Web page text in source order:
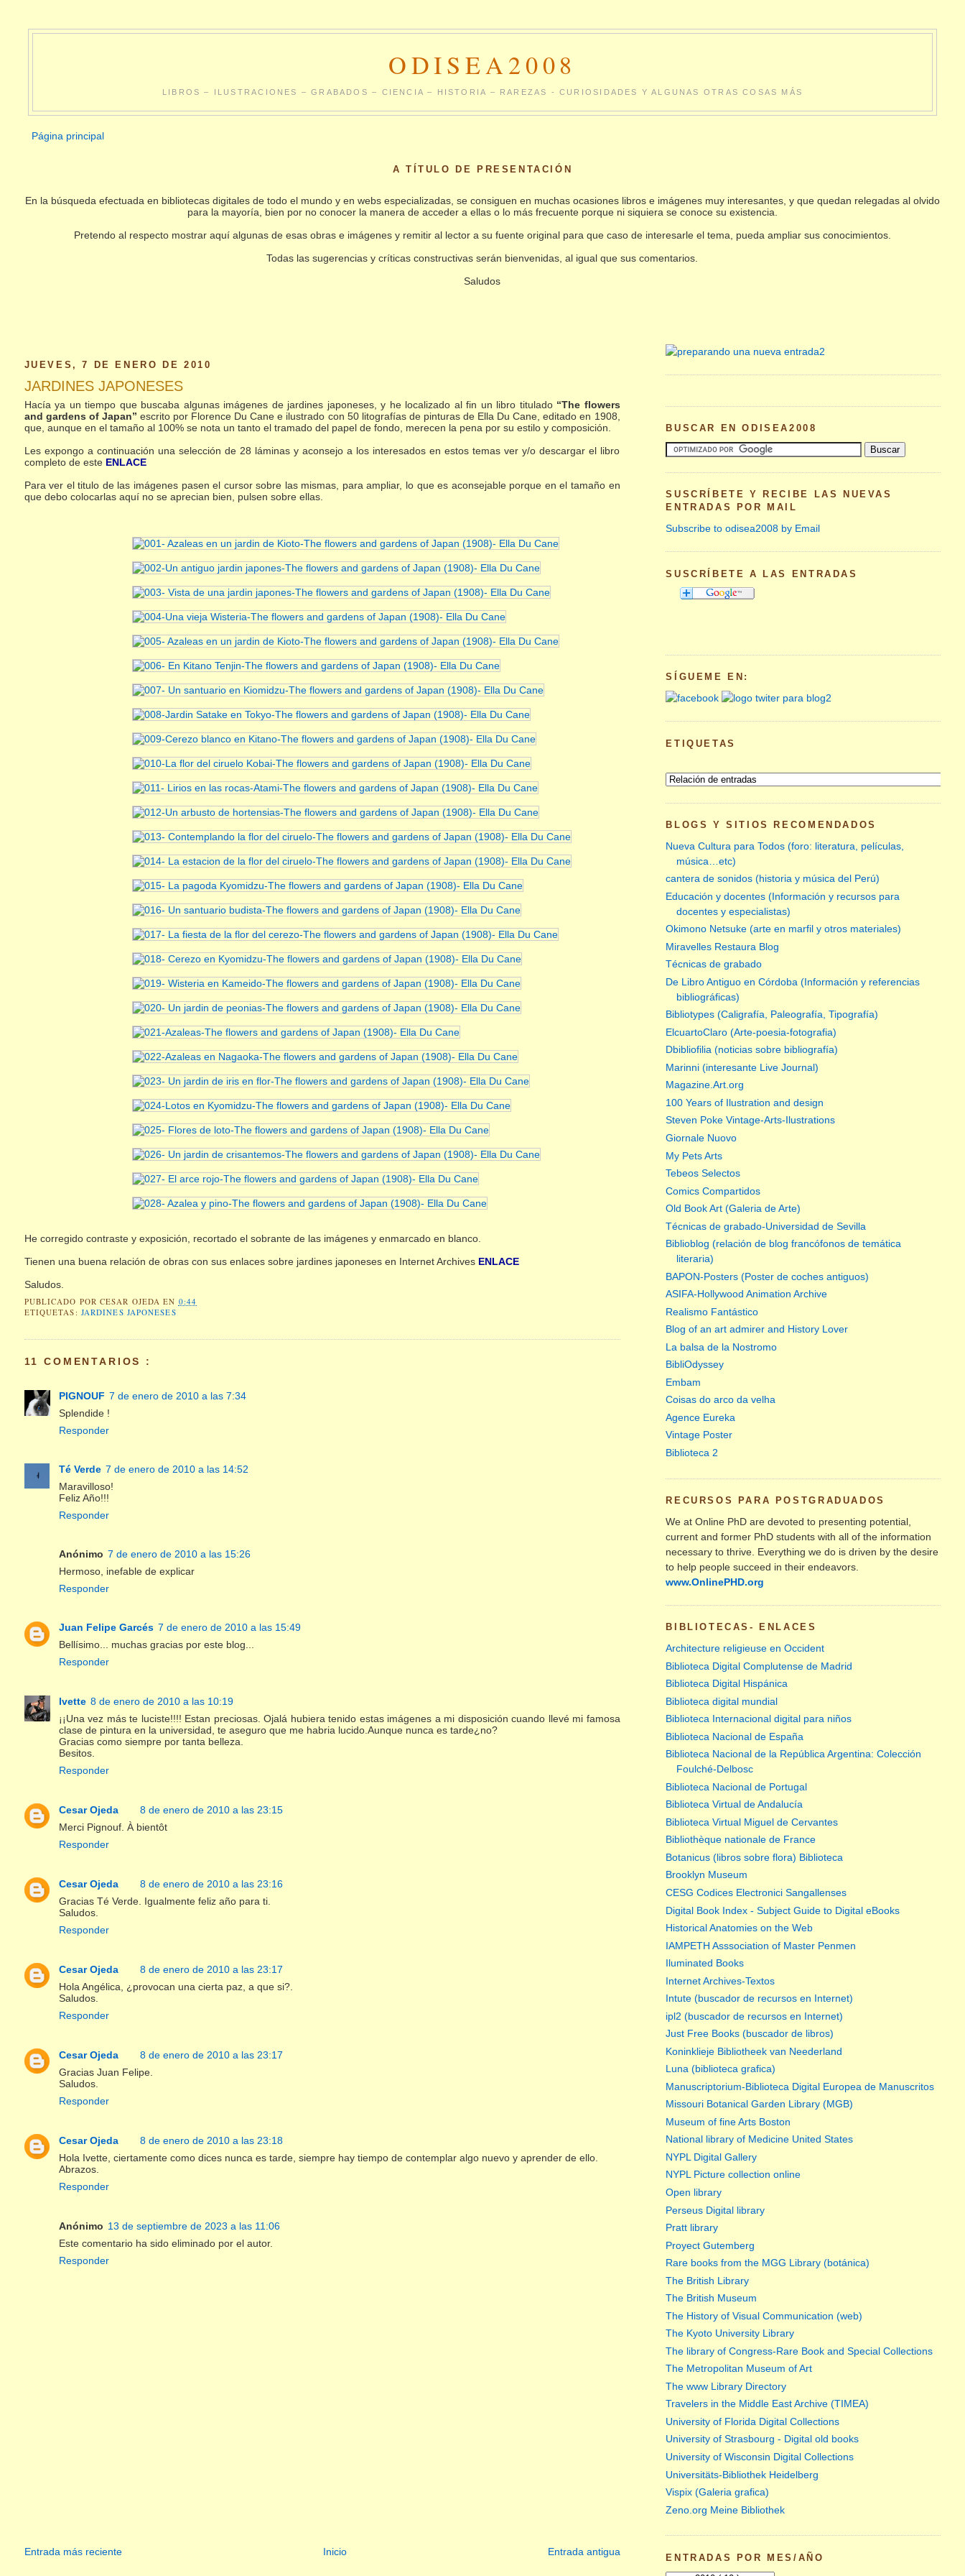
ODISEA2008
LIBROS – ILUSTRACIONES – GRABADOS – CIENCIA – HISTORIA – RAREZAS - CURIOSIDADES Y ALGUNAS OTRAS COSAS MÁS
Página principal
A TÍTULO DE PRESENTACIÓN
En la búsqueda efectuada en bibliotecas digitales de todo el mundo y en webs especializadas, se consiguen en muchas ocasiones libros e imágenes muy interesantes, y que quedan relegadas al olvido
para la mayoría, bien por no conocer la manera de acceder a ellas o lo más frecuente porque ni siquiera se conoce su existencia.
Pretendo al respecto mostrar aquí algunas de esas obras e imágenes y remitir al lector a su fuente original para que caso de interesarle el tema, pueda ampliar sus conocimientos.
Todas las sugerencias y críticas constructivas serán bienvenidas, al igual que sus comentarios.
Saludos
JUEVES, 7 DE ENERO DE 2010
JARDINES JAPONESES
Hacía ya un tiempo que buscaba algunas imágenes de jardines japoneses, y he localizado al fin un libro titulado “The flowers
and gardens of Japan” escrito por Florence Du Cane e ilustrado con 50 litografías de pinturas de Ella Du Cane, editado en 1908,
que, aunque en el tamaño al 100% se nota un tanto el tramado del papel de fondo, merecen la pena por su estilo y composición.
Les expongo a continuación una selección de 28 láminas y aconsejo a los interesados en estos temas ver y/o descargar el libro
completo de este ENLACE
Para ver el titulo de las imágenes pasen el cursor sobre las mismas, para ampliar, lo que es aconsejable porque en el tamaño en
que debo colocarlas aquí no se aprecian bien, pulsen sobre ellas.
He corregido contraste y exposición, recortado el sobrante de las imágenes y enmarcado en blanco.
Tienen una buena relación de obras con sus enlaces sobre jardines japoneses en Internet Archives ENLACE
Saludos.
PUBLICADO PORCESAR OJEDAEN 0:44
ETIQUETAS: JARDINES JAPONESES
11 COMENTARIOS :
PIGNOUF 7 de enero de 2010 a las 7:34
Splendide !
Responder
Té Verde 7 de enero de 2010 a las 14:52
Maravilloso!
Feliz Año!!!
Responder
Anónimo 7 de enero de 2010 a las 15:26
Hermoso, inefable de explicar
Responder
Juan Felipe Garcés 7 de enero de 2010 a las 15:49
Bellísimo... muchas gracias por este blog...
Responder
Ivette 8 de enero de 2010 a las 10:19
¡¡Una vez más te luciste!!!! Estan preciosas. Ojalá hubiera tenido estas imágenes a mi disposición cuando llevé mi famosa
clase de pintura en la universidad, te aseguro que me habria lucido.Aunque nunca es tarde¿no?
Gracias como siempre por tanta belleza.
Besitos.
Responder
Cesar Ojeda
8 de enero de 2010 a las 23:15
Merci Pignouf. À bientôt
Responder
Cesar Ojeda
8 de enero de 2010 a las 23:16
Gracias Té Verde. Igualmente feliz año para ti.
Saludos.
Responder
Cesar Ojeda
8 de enero de 2010 a las 23:17
Hola Angélica, ¿provocan una cierta paz, a que si?.
Saludos.
Responder
Cesar Ojeda
8 de enero de 2010 a las 23:17
Gracias Juan Felipe.
Saludos.
Responder
Cesar Ojeda
8 de enero de 2010 a las 23:18
Hola Ivette, ciertamente como dices nunca es tarde, siempre hay tiempo de contemplar algo nuevo y aprender de ello.
Abrazos.
Responder
Anónimo 13 de septiembre de 2023 a las 11:06
Este comentario ha sido eliminado por el autor.
Responder
Entrada más reciente Entrada antigua
Inicio
BUSCAR EN ODISEA2008
SUSCRÍBETE Y RECIBE LAS NUEVAS
ENTRADAS POR MAIL
Subscribe to odisea2008 by Email
SUSCRÍBETE A LAS ENTRADAS
SÍGUEME EN:
ETIQUETAS
BLOGS Y SITIOS RECOMENDADOS
Nueva Cultura para Todos (foro: literatura, películas,
música…etc)
cantera de sonidos (historia y música del Perú)
Educación y docentes (Información y recursos para
docentes y especialistas)
Okimono Netsuke (arte en marfil y otros materiales)
Miravelles Restaura Blog
Técnicas de grabado
De Libro Antiguo en Córdoba (Información y referencias
bibliográficas)
Bibliotypes (Caligrafía, Paleografía, Tipografía)
ElcuartoClaro (Arte-poesia-fotografia)
Dbibliofilia (noticias sobre bibliografía)
Marinni (interesante Live Journal)
Magazine.Art.org
100 Years of Ilustration and design
Steven Poke Vintage-Arts-Ilustrations
Giornale Nuovo
My Pets Arts
Tebeos Selectos
Comics Compartidos
Old Book Art (Galeria de Arte)
Técnicas de grabado-Universidad de Sevilla
Biblioblog (relación de blog francófonos de temática
literaria)
BAPON-Posters (Poster de coches antiguos)
ASIFA-Hollywood Animation Archive
Realismo Fantástico
Blog of an art admirer and History Lover
La balsa de la Nostromo
BibliOdyssey
Embam
Coisas do arco da velha
Agence Eureka
Vintage Poster
Biblioteca 2
RECURSOS PARA POSTGRADUADOS
We at Online PhD are devoted to presenting potential,
current and former PhD students with all of the information
necessary to thrive. Everything we do is driven by the desire
to help people succeed in their endeavors.
www.OnlinePHD.org
BIBLIOTECAS- ENLACES
Architecture religieuse en Occident
Biblioteca Digital Complutense de Madrid
Biblioteca Digital Hispánica
Biblioteca digital mundial
Biblioteca Internacional digital para niños
Biblioteca Nacional de España
Biblioteca Nacional de la República Argentina: Colección
Foulché-Delbosc
Biblioteca Nacional de Portugal
Biblioteca Virtual de Andalucía
Biblioteca Virtual Miguel de Cervantes
Bibliothèque nationale de France
Botanicus (libros sobre flora) Biblioteca
Brooklyn Museum
CESG Codices Electronici Sangallenses
Digital Book Index - Subject Guide to Digital eBooks
Historical Anatomies on the Web
IAMPETH Asssociation of Master Penmen
Iluminated Books
Internet Archives-Textos
Intute (buscador de recursos en Internet)
ipl2 (buscador de recursos en Internet)
Just Free Books (buscador de libros)
Koninklieje Bibliotheek van Neederland
Luna (biblioteca grafica)
Manuscriptorium-Biblioteca Digital Europea de Manuscritos
Missouri Botanical Garden Library (MGB)
Museum of fine Arts Boston
National library of Medicine United States
NYPL Digital Gallery
NYPL Picture collection online
Open library
Perseus Digital library
Pratt library
Proyect Gutemberg
Rare books from the MGG Library (botánica)
The British Library
The British Museum
The History of Visual Communication (web)
The Kyoto University Library
The library of Congress-Rare Book and Special Collections
The Metropolitan Museum of Art
The www Library Directory
Travelers in the Middle East Archive (TIMEA)
University of Florida Digital Collections
University of Strasbourg - Digital old books
University of Wisconsin Digital Collections
Universitäts-Bibliothek Heidelberg
Vispix (Galeria grafica)
Zeno.org Meine Bibliothek
ENTRADAS POR MES/AÑO